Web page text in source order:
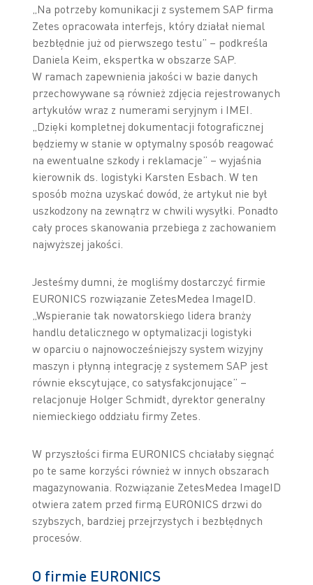
„Na potrzeby komunikacji z systemem SAP firma
Zetes opracowała interfejs, który działał niemal
bezbłędnie już od pierwszego testu” – podkreśla
Daniela Keim, ekspertka w obszarze SAP.
W ramach zapewnienia jakości w bazie danych
przechowywane są również zdjęcia rejestrowanych
artykułów wraz z numerami seryjnym i IMEI.
„Dzięki kompletnej dokumentacji fotograficznej
będziemy w stanie w optymalny sposób reagować
na ewentualne szkody i reklamacje” – wyjaśnia
kierownik ds. logistyki Karsten Esbach. W ten
sposób można uzyskać dowód, że artykuł nie był
uszkodzony na zewnątrz w chwili wysyłki. Ponadto
cały proces skanowania przebiega z zachowaniem
najwyższej jakości.
Jesteśmy dumni, że mogliśmy dostarczyć firmie
EURONICS rozwiązanie ZetesMedea ImageID.
„Wspieranie tak nowatorskiego lidera branży
handlu detalicznego w optymalizacji logistyki
w oparciu o najnowocześniejszy system wizyjny
maszyn i płynną integrację z systemem SAP jest
równie ekscytujące, co satysfakcjonujące” –
relacjonuje Holger Schmidt, dyrektor generalny
niemieckiego oddziału firmy Zetes.
W przyszłości firma EURONICS chciałaby sięgnąć
po te same korzyści również w innych obszarach
magazynowania. Rozwiązanie ZetesMedea ImageID
otwiera zatem przed firmą EURONICS drzwi do
szybszych, bardziej przejrzystych i bezbłędnych
procesów.
O firmie EURONICS